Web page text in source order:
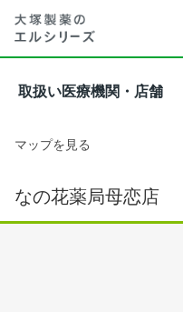
取扱い医療機関・店舗
マップを見る
なの花薬局母恋店